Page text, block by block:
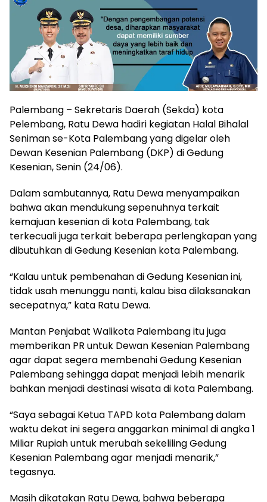
Palembang – Sekretaris Daerah (Sekda) kota
Pelembang, Ratu Dewa hadiri kegiatan Halal Bihalal
Seniman se-Kota Palembang yang digelar oleh
Dewan Kesenian Palembang (DKP) di Gedung
Kesenian, Senin (24/06).
Dalam sambutannya, Ratu Dewa menyampaikan
bahwa akan mendukung sepenuhnya terkait
kemajuan kesenian di kota Palembang, tak
terkecuali juga terkait beberapa perlengkapan yang
dibutuhkan di Gedung Kesenian kota Palembang.
“Kalau untuk pembenahan di Gedung Kesenian ini,
tidak usah menunggu nanti, kalau bisa dilaksanakan
secepatnya,” kata Ratu Dewa.
Mantan Penjabat Walikota Palembang itu juga
memberikan PR untuk Dewan Kesenian Palembang
agar dapat segera membenahi Gedung Kesenian
Palembang sehingga dapat menjadi lebih menarik
bahkan menjadi destinasi wisata di kota Palembang.
“Saya sebagai Ketua TAPD kota Palembang dalam
waktu dekat ini segera anggarkan minimal di angka 1
Miliar Rupiah untuk merubah sekeliling Gedung
Kesenian Palembang agar menjadi menarik,”
tegasnya.
Masih dikatakan Ratu Dewa, bahwa beberapa